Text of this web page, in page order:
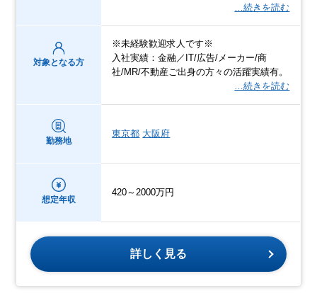
…続きを読む
対象となる方
※未経験歓迎求人です※
入社実績：金融／IT/広告/メーカー/商
社/MR/不動産ご出身の方々の活躍実績有。
…続きを読む
勤務地
東京都 大阪府
想定年収
420～2000万円
詳しく見る